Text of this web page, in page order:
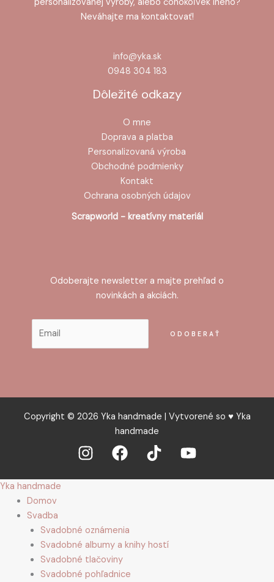
personalizovanej výroby, alebo čohokoľvek iného?
Neváhajte ma kontaktovať!
info@yka.sk
0948 304 183
Dôležité odkazy
O mne
Doprava a platba
Personalizovaná výroba
Obchodné podmienky
Kontakt
Ochrana osobných údajov
Scrapworld - kreatívny materiál
Odoberajte newsletter a majte prehľad o
novinkách a akciách.
Copyright © 2026 Yka handmade | Vytvorené so ♥ Yka
handmade
Yka handmade
Domov
Svadba
Svadobné oznámenia
Svadobné albumy a knihy hostí
Svadobné tlačoviny
Svadobné pohľadnice